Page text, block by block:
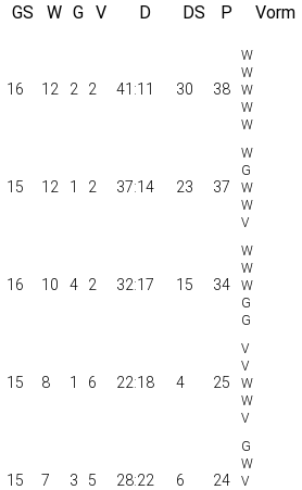
GS W G V D DS P Vorm
16 12 2 2 41:11 30 38
15 12 1 2 37:14 23 37
16 10 4 2 32:17 15 34
15 8 1 6 22:18 4 25
15 7 3 5 28:22 6 24